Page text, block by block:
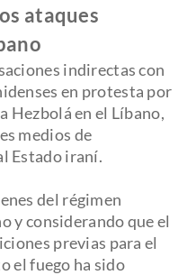
ataques
indirectas con
en protesta por
Hezbolá en el Líbano,
medios de
Estado iraní.
del régimen
y considerando que el
previas para el
el fuego ha sido